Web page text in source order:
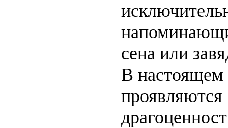
сена или
В настоящем